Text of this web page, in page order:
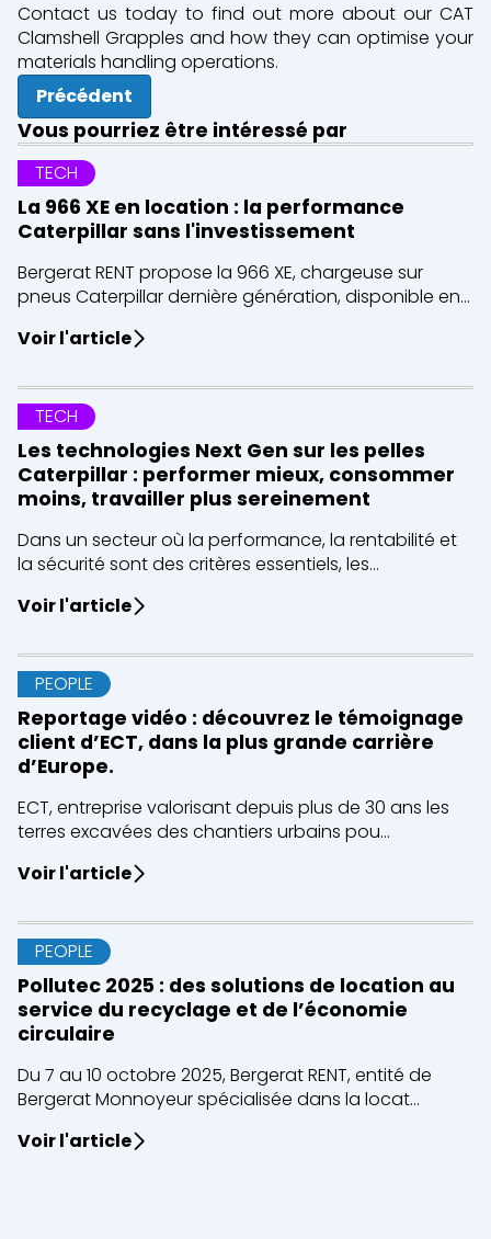
Contact us today to find out more about our CAT
Clamshell Grapples and how they can optimise your
materials handling operations.
Précédent
Vous pourriez être intéressé par
TECH
La 966 XE en location : la performance
Caterpillar sans l'investissement
Bergerat RENT propose la 966 XE, chargeuse sur
pneus Caterpillar dernière génération, disponible en...
Voir l'article
TECH
Les technologies Next Gen sur les pelles
Caterpillar : performer mieux, consommer
moins, travailler plus sereinement
Dans un secteur où la performance, la rentabilité et
la sécurité sont des critères essentiels, les...
Voir l'article
PEOPLE
Reportage vidéo : découvrez le témoignage
client d’ECT, dans la plus grande carrière
d’Europe.
ECT, entreprise valorisant depuis plus de 30 ans les
terres excavées des chantiers urbains pou...
Voir l'article
PEOPLE
Pollutec 2025 : des solutions de location au
service du recyclage et de l’économie
circulaire
Du 7 au 10 octobre 2025, Bergerat RENT, entité de
Bergerat Monnoyeur spécialisée dans la locat...
Voir l'article